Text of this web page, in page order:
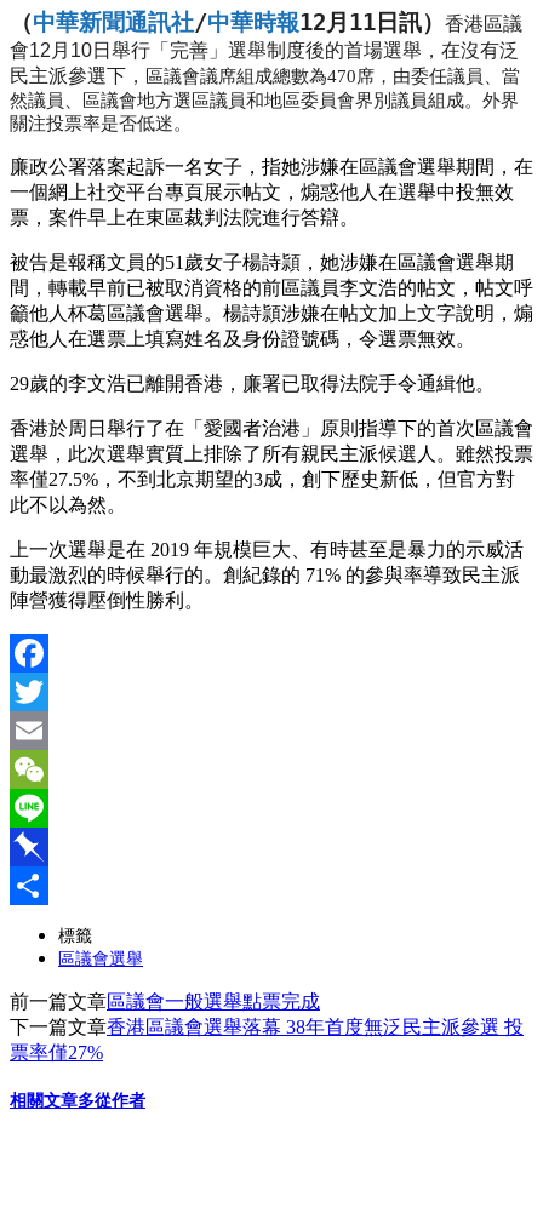
（中華新聞通訊社/中華時報12月11日訊）
香港區議
會12月10日舉行「完善」選舉制度後的首場選舉，在沒有泛
民主派參選下，
區議會議席組成總數為470席，由委任議員、當
然議員、區議會地方選區議員和地區委員會界別議員組成。外界
關注投票率是否低迷。
廉政公署落案起訴一名女子，指她涉嫌在區議會選舉期間，在
一個網上社交平台專頁展示帖文，煽惑他人在選舉中投無效
票，案件早上在東區裁判法院進行答辯。
被告是報稱文員的51歲女子楊詩頴，她涉嫌在區議會選舉期
間，轉載早前已被取消資格的前區議員李文浩的帖文，帖文呼
籲他人杯葛區議會選舉。楊詩頴涉嫌在帖文加上文字說明，煽
惑他人在選票上填寫姓名及身份證號碼，令選票無效。
29歲的李文浩已離開香港，廉署已取得法院手令通緝他。
香港於周日舉行了在「愛國者治港」原則指導下的首次區議會
選舉，此次選舉實質上排除了所有親民主派候選人。雖然投票
率僅27.5%，不到北京期望的3成，創下歷史新低，但官方對
此不以為然。
上一次選舉是在 2019 年規模巨大、有時甚至是暴力的示威活
動最激烈的時候舉行的。創紀錄的 71% 的參與率導致民主派
陣營獲得壓倒性勝利。
Facebook
Twitter
Email
WeChat
Line
Pinboard
標籤
區議會選舉
前一篇文章區議會一般選舉點票完成
下一篇文章香港區議會選舉落幕 38年首度無泛民主派參選 投
票率僅27%
相關文章多從作者